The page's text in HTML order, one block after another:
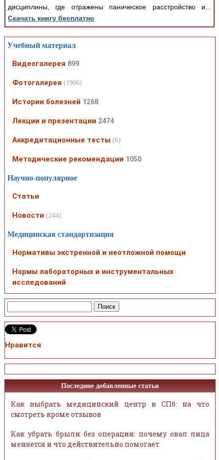
дисциплины, где отражены паническое расстройство и...
Скачать книгу бесплатно
Учебный материал
Видеогалерея 899
Фотогалерея (1906)
Истории болезней 1268
Лекции и презентации 2474
Аккредитационные тесты (6)
Методические рекомендации 1050
Научно-популярное
Статьи
Новости (244)
Медицинская стандартизация
Нормативы экстренной и неотложной помощи
Нормы лабораторных и инструментальных
исследований
Нравится
Последние добавленные статьи
Как выбрать медицинский центр в СПб: на что
смотреть кроме отзывов
Как убрать брыли без операции: почему овал лица
меняется и что действительно помогает